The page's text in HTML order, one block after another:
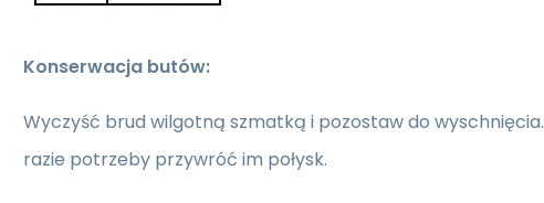
Konserwacja butów:
Wyczyść brud wilgotną szmatką i pozostaw do wyschnięcia.
razie potrzeby przywróć im połysk.